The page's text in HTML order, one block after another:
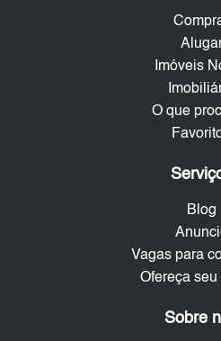
Imóveis
O que
Blog
Vagas para
Ofereça seu
Sobre